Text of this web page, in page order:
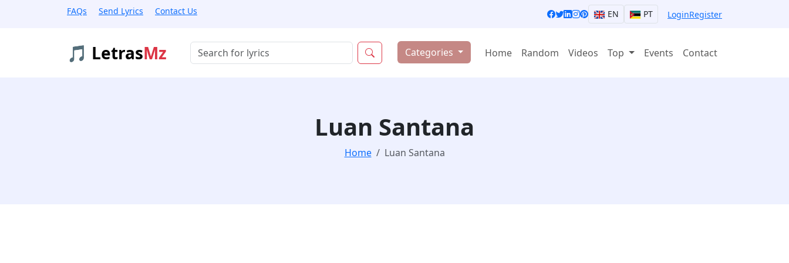
FAQs Send Lyrics Contact Us EN PT LoginRegister
🎵 LetrasMz Buscar músicas Categories Home Random Videos Top Events Contact
Luan Santana
Home Luan Santana